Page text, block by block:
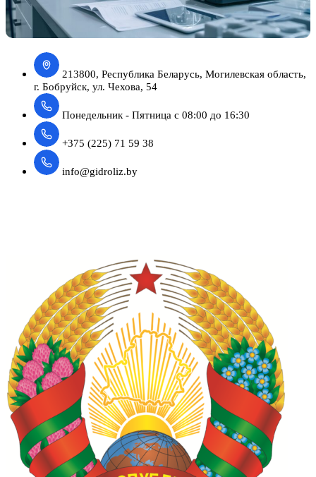
213800, Республика Беларусь, Могилевская область,
г. Бобруйск, ул. Чехова, 54
Понедельник - Пятница с 08:00 до 16:30
+375 (225) 71 59 38
info@gidroliz.by